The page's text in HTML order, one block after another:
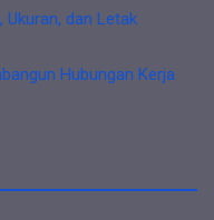
Ukuran, dan Letak
Hubungan Kerja